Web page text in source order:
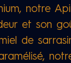
notre
et son
de